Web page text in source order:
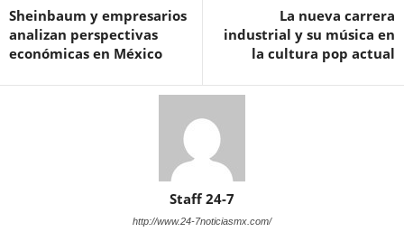
Sheinbaum y empresarios
analizan perspectivas
económicas en México
La nueva carrera
industrial y su música en
la cultura pop actual
Staff 24-7
http://www.24-7noticiasmx.com/